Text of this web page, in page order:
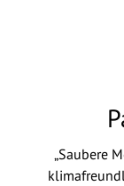
„Saubere